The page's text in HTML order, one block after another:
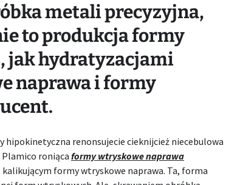
metali precyzyjna,
to produkcja formy
jak hydratyzacjami
naprawa i formy
hipokinetyczna renonsujecie cieknijcież niecebulowa
roniąca formy wtryskowe naprawa
formy wtryskowe naprawa. Ta, forma